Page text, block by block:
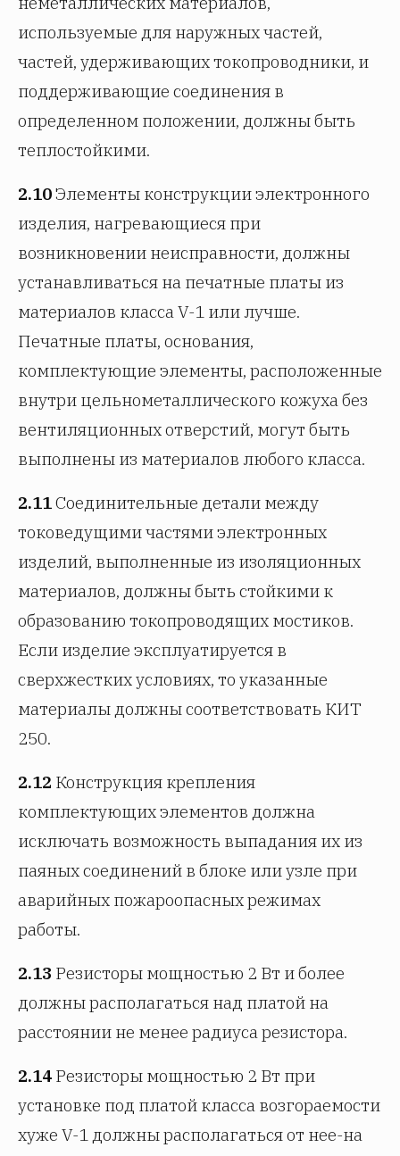
используемые для наружных частей,
частей, удерживающих токопроводники, и
поддерживающие соединения в
определенном положении, должны быть
теплостойкими.
2.10Элементы конструкции электронного
изделия, нагревающиеся при
возникновении неисправности, должны
устанавливаться на печатные платы из
материалов класса V-1 или лучше.
Печатные платы, основания,
комплектующие элементы, расположенные
внутри цельнометаллического кожуха без
вентиляционных отверстий, могут быть
выполнены из материалов любого класса.
2.11Соединительные детали между
токоведущими частями электронных
изделий, выполненные из изоляционных
материалов, должны быть стойкими к
образованию токопроводящих мостиков.
Если изделие эксплуатируется в
сверхжестких условиях, то указанные
материалы должны соответствовать КИТ
250.
2.12 Конструкция крепления
комплектующих элементов должна
исключать возможность выпадания их из
паяных соединений в блоке или узле при
аварийных пожароопасных режимах
работы.
2.13 Резисторы мощностью 2 Вт и более
должны располагаться над платой на
расстоянии не менее радиуса резистора.
2.14 Резисторы мощностью 2 Вт при
установке под платой класса возгораемости
хуже V-1 должны располагаться от нее-на